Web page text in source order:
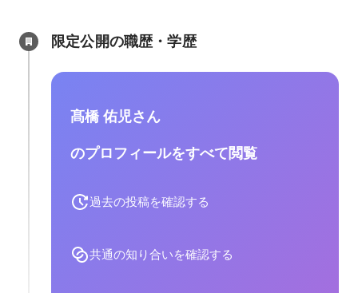
限定公開の職歴・学歴
髙橋 佑児さん
のプロフィールをすべて閲覧
過去の投稿を確認する
共通の知り合いを確認する